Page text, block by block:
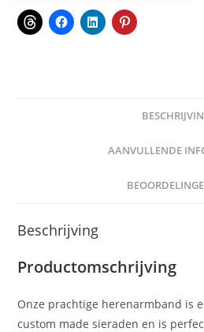
AANVULLENDE
Beschrijving
Productomschrijving
Onze prachtige herenarmband is
custom made sieraden en is